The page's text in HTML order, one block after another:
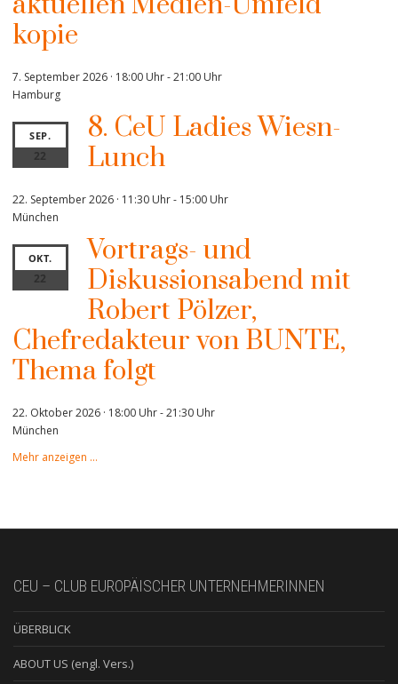
kopie
7. September 2026 · 18:00 Uhr-21:00 Uhr
Hamburg
SEP.
22
8. CeU Ladies Wiesn-
Lunch
22. September 2026 · 11:30 Uhr- 15:00 Uhr
München
OKT.
22
Vortrags- und
Diskussionsabend mit
Robert Pölzer,
Chefredakteur von BUNTE,
Thema folgt
22. Oktober 2026 · 18:00 Uhr-21:30 Uhr
München
Mehr anzeigen …
CEU – CLUB EUROPÄISCHER UNTERNEHMERINNEN
ÜBERBLICK
ABOUT US (engl. Vers.)